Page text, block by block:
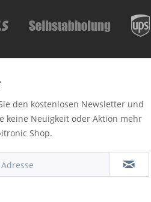
den kostenlosen Newsletter und
keine Neuigkeit oder Aktion mehr
Shop.